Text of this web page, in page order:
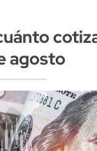
agosto